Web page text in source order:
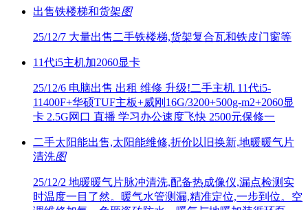
出售铁楼梯和货架图
25/12/7 大量出售二手铁楼梯,货架复合瓦和铁皮门窗等
11代i5主机加2060显卡
25/12/6 电脑出售 出租 维修 升级!二手主机 11代i5-
11400F+华硕TUF主板+威刚16G/3200+500g-m2+2060显
卡 2.5G网口 直播 学习办公速度飞快 2500元保修一
二手太阳能出售,太阳能维修,折价以旧换新,地暖暖气片
清洗图
25/12/2 地暖暖气片脉冲清洗,配备热成像仪,漏点检测实
时温度一目了然。暖气水管测漏,精准定位,一步到位。空